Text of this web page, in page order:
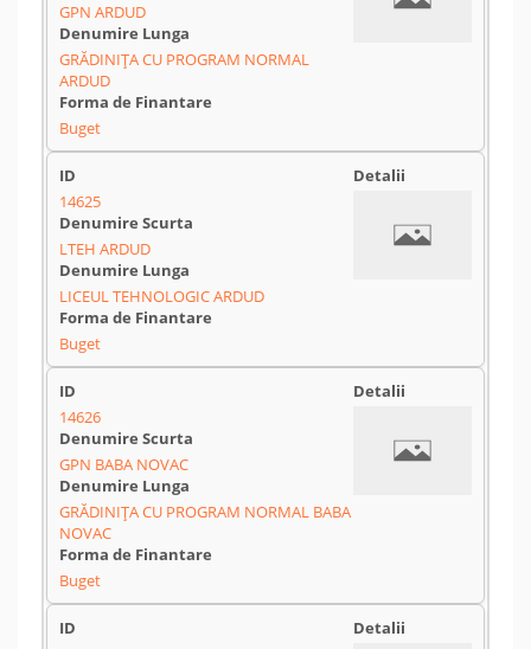
GPN ARDUD
GRĂDINIȚA CU PROGRAM NORMAL
ARDUD
Buget
14625
LTEH ARDUD
LICEUL TEHNOLOGIC ARDUD
Buget
14626
GPN BABA NOVAC
GRĂDINIȚA CU PROGRAM NORMAL BABA
NOVAC
Buget